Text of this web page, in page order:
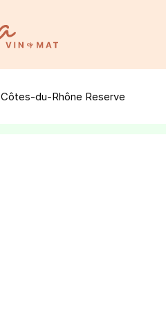
Côtes-du-Rhône Reserve